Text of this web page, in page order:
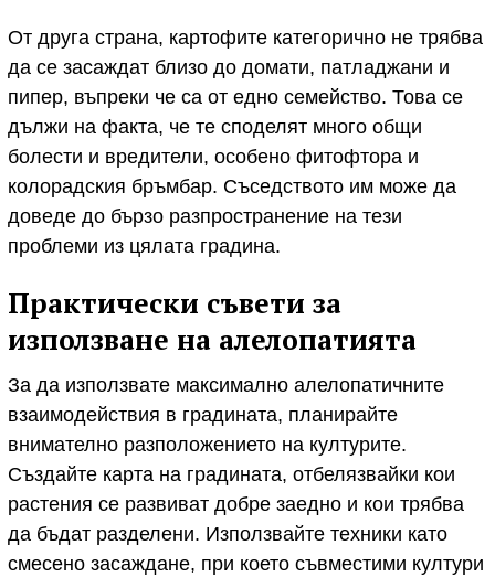
От друга страна, картофите категорично не трябва
да се засаждат близо до домати, патладжани и
пипер, въпреки че са от едно семейство. Това се
дължи на факта, че те споделят много общи
болести и вредители, особено фитофтора и
колорадския бръмбар. Съседството им може да
доведе до бързо разпространение на тези
проблеми из цялата градина.
Практически съвети за
използване на алелопатията
За да използвате максимално алелопатичните
взаимодействия в градината, планирайте
внимателно разположението на културите.
Създайте карта на градината, отбелязвайки кои
растения се развиват добре заедно и кои трябва
да бъдат разделени. Използвайте техники като
смесено засаждане, при което съвместими култури